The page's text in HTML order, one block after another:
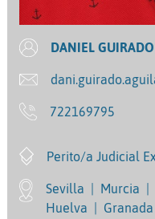
DANIEL
722169795
Perito/a Judicial
Sevilla Murcia
Huelva
Granada